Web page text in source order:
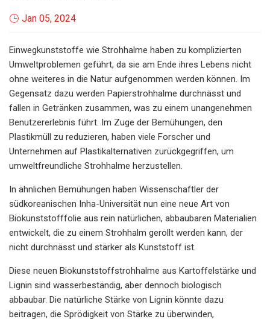
Jan 05, 2024
Einwegkunststoffe wie Strohhalme haben zu komplizierten
Umweltproblemen geführt, da sie am Ende ihres Lebens nicht
ohne weiteres in die Natur aufgenommen werden können. Im
Gegensatz dazu werden Papierstrohhalme durchnässt und
fallen in Getränken zusammen, was zu einem unangenehmen
Benutzererlebnis führt. Im Zuge der Bemühungen, den
Plastikmüll zu reduzieren, haben viele Forscher und
Unternehmen auf Plastikalternativen zurückgegriffen, um
umweltfreundliche Strohhalme herzustellen.
In ähnlichen Bemühungen haben Wissenschaftler der
südkoreanischen Inha-Universität nun eine neue Art von
Biokunststofffolie aus rein natürlichen, abbaubaren Materialien
entwickelt, die zu einem Strohhalm gerollt werden kann, der
nicht durchnässt und stärker als Kunststoff ist.
Diese neuen Biokunststoffstrohhalme aus Kartoffelstärke und
Lignin sind wasserbeständig, aber dennoch biologisch
abbaubar. Die natürliche Stärke von Lignin könnte dazu
beitragen, die Sprödigkeit von Stärke zu überwinden,